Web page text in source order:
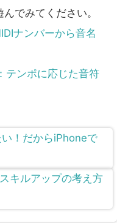
でみてください。
ナンバーから音名
テンポに応じた音符
！だからiPhoneで
キルアップの考え方